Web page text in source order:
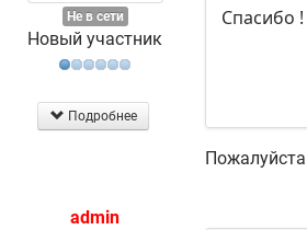
Не в сети
Новый участник
Подробнее
Спасибо
Пожалуйста
admin